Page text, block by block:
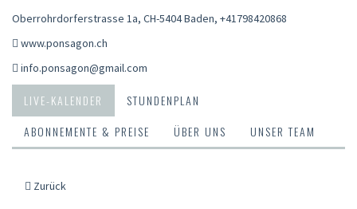
Oberrohrdorferstrasse 1a, CH-5404 Baden, +41798420868
www.ponsagon.ch
info.ponsagon@gmail.com
LIVE-KALENDER
STUNDENPLAN
ABONNEMENTE & PREISE
ÜBER UNS UNSER TEAM
Zurück